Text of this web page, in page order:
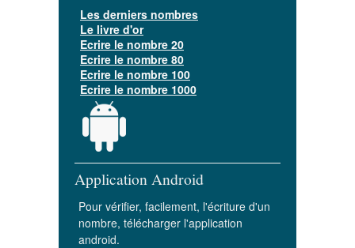
Les derniers nombres
Le livre d'or
Ecrire le nombre 20
Ecrire le nombre 80
Ecrire le nombre 100
Ecrire le nombre 1000
Application Android
Pour vérifier, facilement, l'écriture d'un
nombre, télécharger l'application
android.